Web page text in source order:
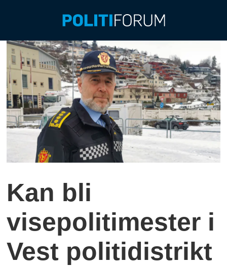
Kan bli
visepolitimester i
Vest politidistrikt